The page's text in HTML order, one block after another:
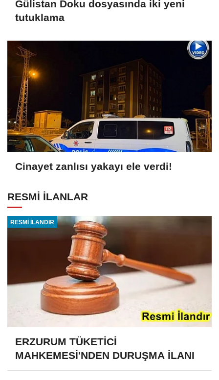
Gülistan Doku dosyasında iki yeni
tutuklama
Cinayet zanlısı yakayı ele verdi!
RESMİ İLANLAR
RESMİ İLANDIR
ERZURUM TÜKETİCİ
MAHKEMESİ'NDEN DURUŞMA İLANI